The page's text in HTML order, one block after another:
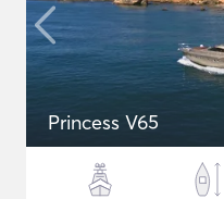
Princess V65